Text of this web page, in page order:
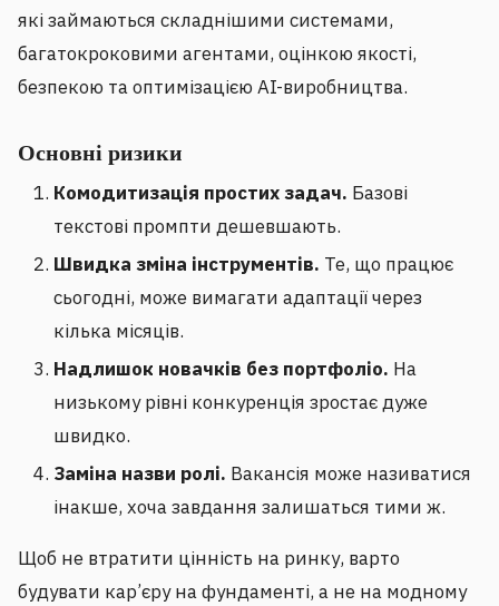
які займаються складнішими системами,
багатокроковими агентами, оцінкою якості,
безпекою та оптимізацією AI-виробництва.
Основні ризики
Комодитизація простих задач. Базові
текстові промпти дешевшають.
Швидка зміна інструментів. Те, що працює
сьогодні, може вимагати адаптації через
кілька місяців.
Надлишок новачків без портфоліо. На
низькому рівні конкуренція зростає дуже
швидко.
Заміна назви ролі. Вакансія може називатися
інакше, хоча завдання залишаться тими ж.
Щоб не втратити цінність на ринку, варто
будувати кар’єру на фундаменті, а не на модному